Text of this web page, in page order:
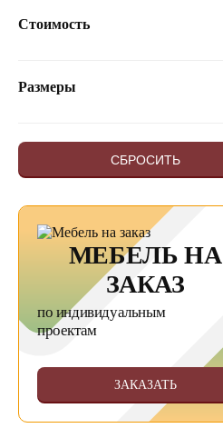
Стоимость
Размеры
СБРОСИТЬ
МЕБЕЛЬ НА
ЗАКАЗ
по индивидуальным
проектам
ЗАКАЗАТЬ